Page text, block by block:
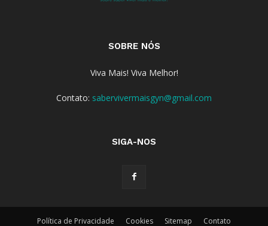
SOBRE NÓS
Viva Mais! Viva Melhor!
Contato: sabervivermaisgyn@gmail.com
SIGA-NOS
Política de Privacidade Cookies Sitemap Contato